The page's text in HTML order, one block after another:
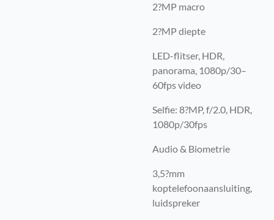
2?MP macro
2?MP diepte
LED-flitser, HDR,
panorama, 1080p/30–
60fps video
Selfie: 8?MP, f/2.0, HDR,
1080p/30fps
Audio & Biometrie
3,5?mm
koptelefoonaansluiting,
luidspreker